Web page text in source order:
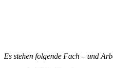
Es stehen folgende Fach – und